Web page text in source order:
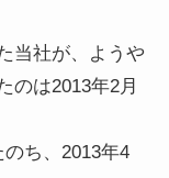
当社が、ようや
のは2013年2月
ち、2013年4